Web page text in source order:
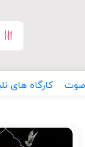
صوت کارگاه های